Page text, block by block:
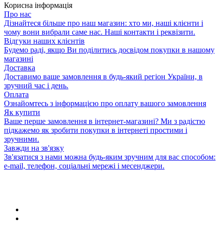
Корисна інформація
Про нас
Дізнайтеся більше про наш магазин: хто ми, наші клієнти і
чому вони вибрали саме нас. Наші контакти і реквізити.
Відгуки наших клієнтів
Будемо раді, якщо Ви поділитись досвідом покупки в нашому
магазині
Доставка
Доставимо ваше замовлення в будь-який регіон України, в
зручний час і день.
Оплата
Ознайомтесь з інформацією про оплату вашого замовлення
Як купити
Ваше перше замовлення в інтернет-магазині? Ми з радістю
підкажемо як зробити покупки в інтернеті простими і
зручними.
Завжди на зв'язку
Зв'язатися з нами можна будь-яким зручним для вас способом:
e-mail, телефон, соціальні мережі і месенджери.